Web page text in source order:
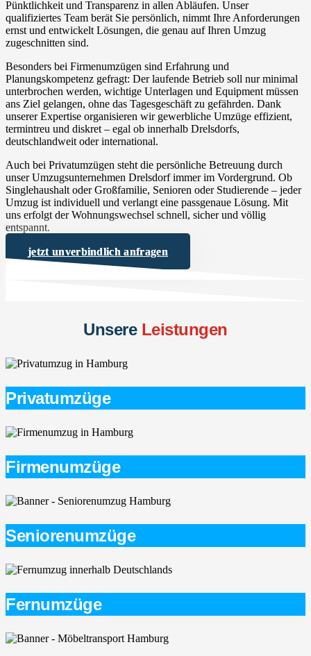
Pünktlichkeit und Transparenz in allen Abläufen. Unser
qualifiziertes Team berät Sie persönlich, nimmt Ihre Anforderungen
ernst und entwickelt Lösungen, die genau auf Ihren Umzug
zugeschnitten sind.
Besonders bei Firmenumzügen sind Erfahrung und
Planungskompetenz gefragt: Der laufende Betrieb soll nur minimal
unterbrochen werden, wichtige Unterlagen und Equipment müssen
ans Ziel gelangen, ohne das Tagesgeschäft zu gefährden. Dank
unserer Expertise organisieren wir gewerbliche Umzüge effizient,
termintreu und diskret – egal ob innerhalb Drelsdorfs,
deutschlandweit oder international.
Auch bei Privatumzügen steht die persönliche Betreuung durch
unser Umzugsunternehmen Drelsdorf immer im Vordergrund. Ob
Singlehaushalt oder Großfamilie, Senioren oder Studierende – jeder
Umzug ist individuell und verlangt eine passgenaue Lösung. Mit
uns erfolgt der Wohnungswechsel schnell, sicher und völlig
entspannt.
jetzt unverbindlich anfragen
UnsereLeistungen
Privatumzüge
Firmenumzüge
Seniorenumzüge
Fernumzüge